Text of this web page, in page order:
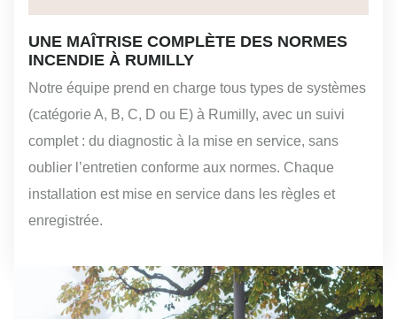
UNE MAÎTRISE COMPLÈTE DES NORMES
INCENDIE À RUMILLY
Notre équipe prend en charge tous types de systèmes
(catégorie A, B, C, D ou E) à Rumilly, avec un suivi
complet : du diagnostic à la mise en service, sans
oublier l’entretien conforme aux normes. Chaque
installation est mise en service dans les règles et
enregistrée.